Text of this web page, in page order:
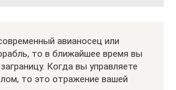
авианосец или
то в ближайшее время вы
Когда вы управляете
то это отражение вашей